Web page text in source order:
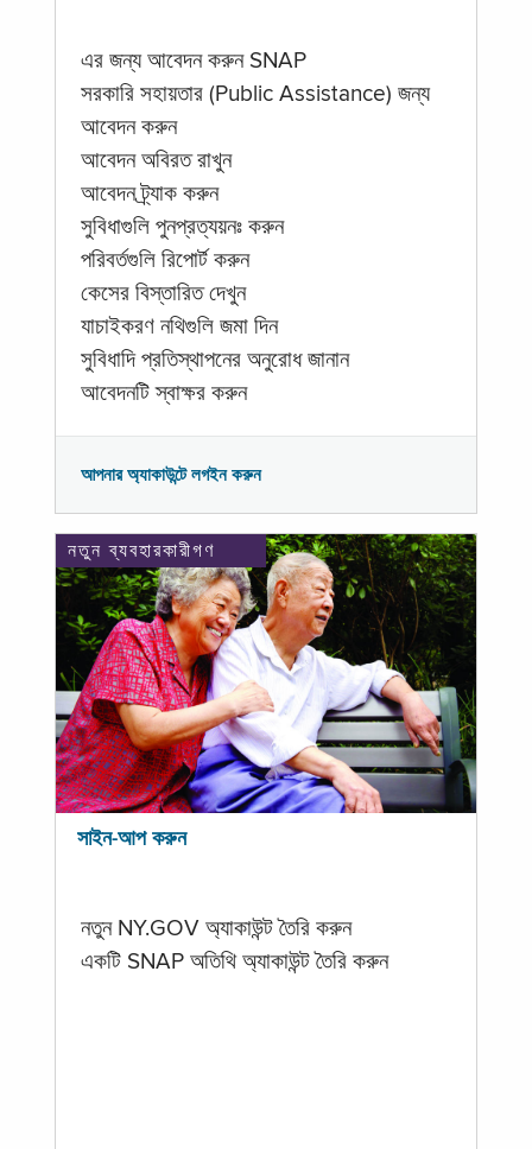
এর জন্য আবেদন করুন SNAP
সরকারি সহায়তার (Public Assistance) জন্য
আবেদন করুন
আবেদন অবিরত রাখুন
আবেদন ট্র্যাক করুন
সুবিধাগুলি পুনপ্রত্যয়নঃ করুন
পরিবর্তগুলি রিপোর্ট করুন
কেসের বিস্তারিত দেখুন
যাচাইকরণ নথিগুলি জমা দিন
সুবিধাদি প্রতিস্থাপনের অনুরোধ জানান
আবেদনটি স্বাক্ষর করুন
আপনার অ্যাকাউন্টে লগইন করুন
নতুন ব্যবহারকারীগণ
সাইন-আপ করুন
নতুন NY.GOV অ্যাকাউন্ট তৈরি করুন
একটি SNAP অতিথি অ্যাকাউন্ট তৈরি করুন